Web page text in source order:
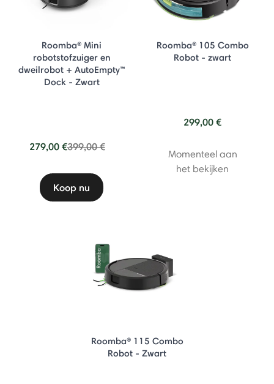
Roomba® Mini
robotstofzuiger en
dweilrobot + AutoEmpty™
Dock - Zwart
279,00 €Price reduced from
399,00 €to
Koop nu
Roomba® 105 Combo
Robot - zwart
299,00 €
Momenteel aan
het bekijken
Roomba® 115 Combo
Robot - Zwart